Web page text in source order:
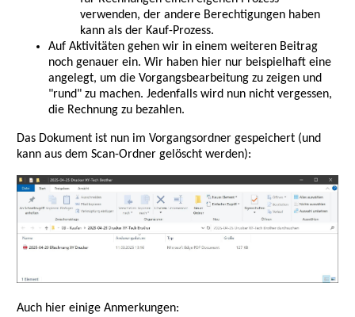
verwenden, der andere Berechtigungen haben
kann als der Kauf-Prozess.
Auf Aktivitäten gehen wir in einem weiteren Beitrag
noch genauer ein. Wir haben hier nur beispielhaft eine
angelegt, um die Vorgangsbearbeitung zu zeigen und
"rund" zu machen. Jedenfalls wird nun nicht vergessen,
die Rechnung zu bezahlen.
Das Dokument ist nun im Vorgangsordner gespeichert (und
kann aus dem Scan-Ordner gelöscht werden):
Auch hier einige Anmerkungen: